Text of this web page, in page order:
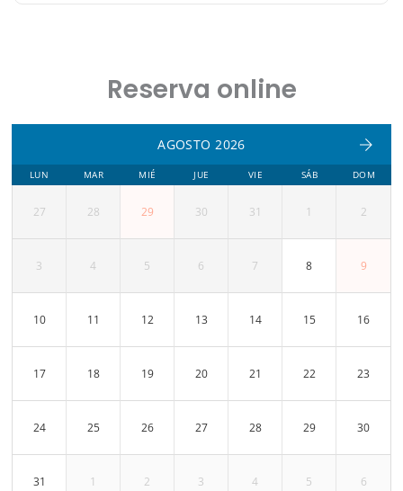
Reserva online
AGOSTO 2026
LUN MAR MIÉ JUE VIE SÁB DOM
27 28 29 30 31 1 2
3 4 5 6 7 8 9
10 11 12 13 14 15 16
17 18 19 20 21 22 23
24 25 26 27 28 29 30
31 1 2 3 4 5 6